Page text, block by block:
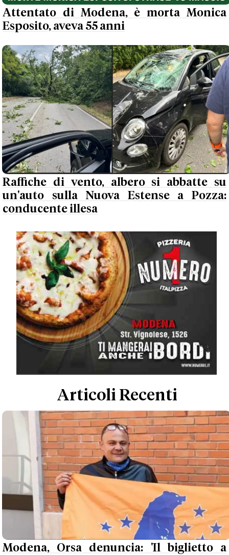
Attentato di Modena, è morta Monica
Esposito, aveva 55 anni
Raffiche di vento, albero si abbatte su
un'auto sulla Nuova Estense a Pozza:
conducente illesa
Articoli Recenti
Modena, Orsa denuncia: 'Il biglietto a